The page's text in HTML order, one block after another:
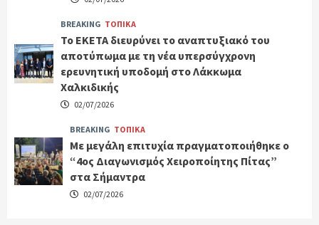
BREAKING ΤΟΠΙΚΑ
Το ΕΚΕΤΑ διευρύνει το αναπτυξιακό του
αποτύπωμα με τη νέα υπερσύγχρονη
ερευνητική υποδομή στο Λάκκωμα
Χαλκιδικής
02/07/2026
BREAKING ΤΟΠΙΚΑ
Με μεγάλη επιτυχία πραγματοποιήθηκε ο
“4ος Διαγωνισμός Χειροποίητης Πίτας”
στα Σήμαντρα
02/07/2026